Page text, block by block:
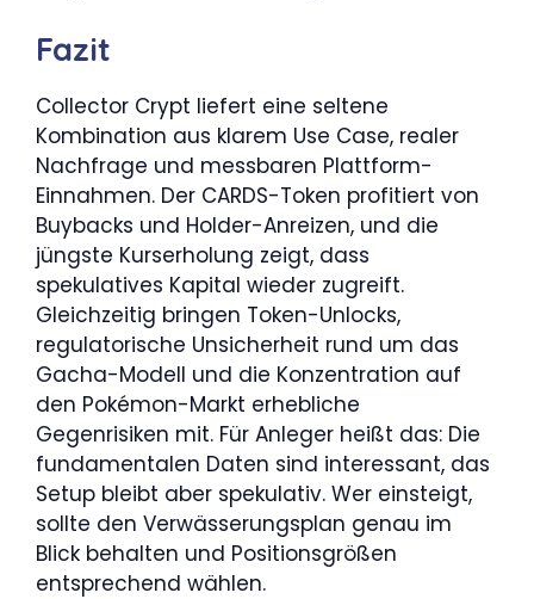
Fazit
Collector Crypt liefert eine seltene
Kombination aus klarem Use Case, realer
Nachfrage und messbaren Plattform-
Einnahmen. Der CARDS-Token profitiert von
Buybacks und Holder-Anreizen, und die
jüngste Kurserholung zeigt, dass
spekulatives Kapital wieder zugreift.
Gleichzeitig bringen Token-Unlocks,
regulatorische Unsicherheit rund um das
Gacha-Modell und die Konzentration auf
den Pokémon-Markt erhebliche
Gegenrisiken mit. Für Anleger heißt das: Die
fundamentalen Daten sind interessant, das
Setup bleibt aber spekulativ. Wer einsteigt,
sollte den Verwässerungsplan genau im
Blick behalten und Positionsgrößen
entsprechend wählen.